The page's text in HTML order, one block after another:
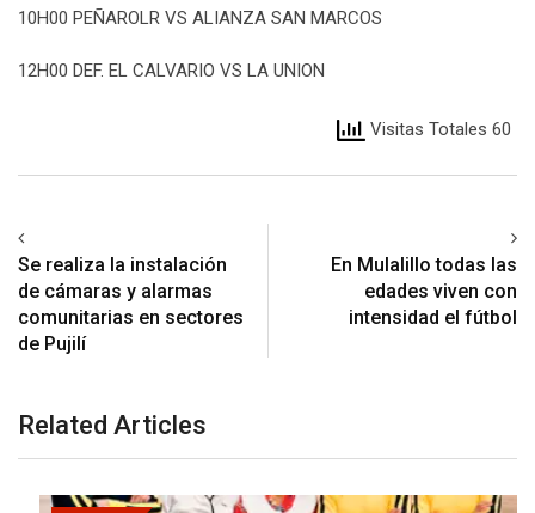
10H00 PEÑAROLR VS ALIANZA SAN MARCOS
12H00 DEF. EL CALVARIO VS LA UNION
Visitas Totales 60
Se realiza la instalación
de cámaras y alarmas
comunitarias en sectores
de Pujilí
En Mulalillo todas las
edades viven con
intensidad el fútbol
Related Articles